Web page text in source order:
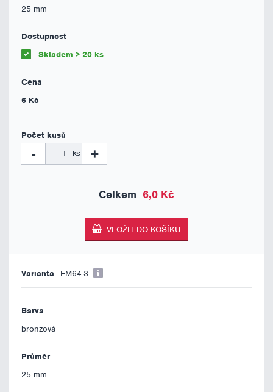
25 mm
Skladem > 20 ks
6 Kč
- ks +
6,0 Kč
EM64.3
bronzová
25 mm